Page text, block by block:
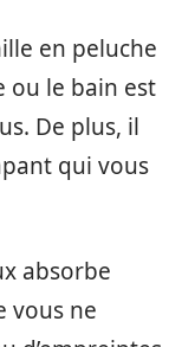
en peluche
ou le bain est
De plus, il
qui vous
absorbe
vous ne